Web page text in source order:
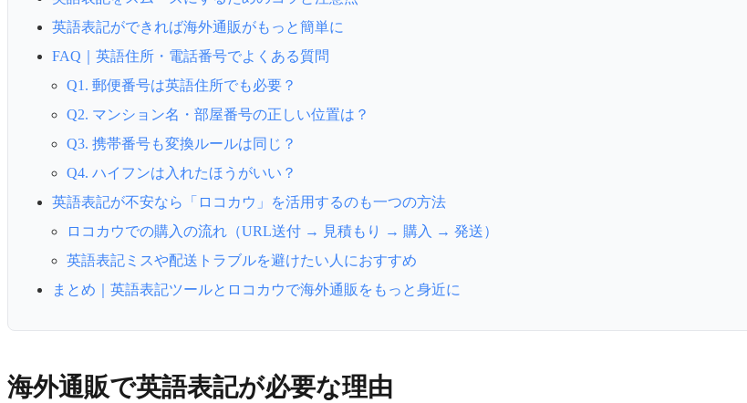
英語表記ができれば海外通販がもっと簡単に
FAQ｜英語住所・電話番号でよくある質問
Q1. 郵便番号は英語住所でも必要？
Q2. マンション名・部屋番号の正しい位置は？
Q3. 携帯番号も変換ルールは同じ？
Q4. ハイフンは入れたほうがいい？
英語表記が不安なら「ロコカウ」を活用するのも一つの方法
ロコカウでの購入の流れ（URL送付 → 見積もり → 購入 → 発送）
英語表記ミスや配送トラブルを避けたい人におすすめ
まとめ｜英語表記ツールとロコカウで海外通販をもっと身近に
海外通販で英語表記が必要な理由